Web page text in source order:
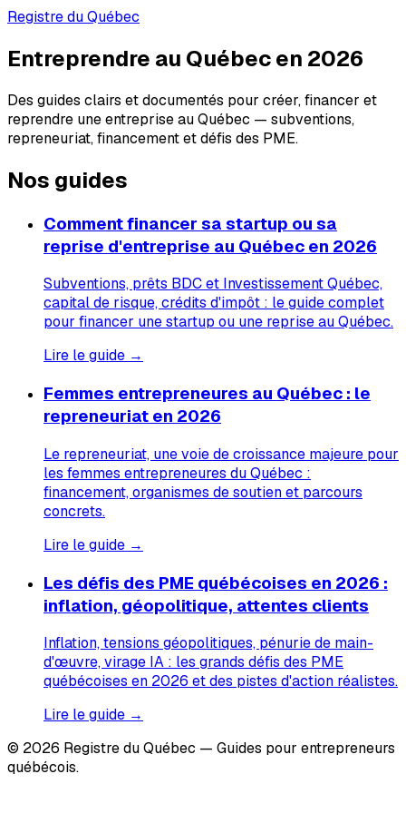
Registre du Québec
Entreprendre au Québec en 2026
Des guides clairs et documentés pour créer, financer et
reprendre une entreprise au Québec — subventions,
repreneuriat, financement et défis des PME.
Nos guides
Comment financer sa startup ou sa
reprise d'entreprise au Québec en 2026
Subventions, prêts BDC et Investissement Québec,
capital de risque, crédits d'impôt : le guide complet
pour financer une startup ou une reprise au Québec.
Lire le guide →
Femmes entrepreneures au Québec : le
repreneuriat en 2026
Le repreneuriat, une voie de croissance majeure pour
les femmes entrepreneures du Québec :
financement, organismes de soutien et parcours
concrets.
Lire le guide →
Les défis des PME québécoises en 2026 :
inflation, géopolitique, attentes clients
Inflation, tensions géopolitiques, pénurie de main-
d'œuvre, virage IA : les grands défis des PME
québécoises en 2026 et des pistes d'action réalistes.
Lire le guide →
© 2026 Registre du Québec — Guides pour entrepreneurs
québécois.